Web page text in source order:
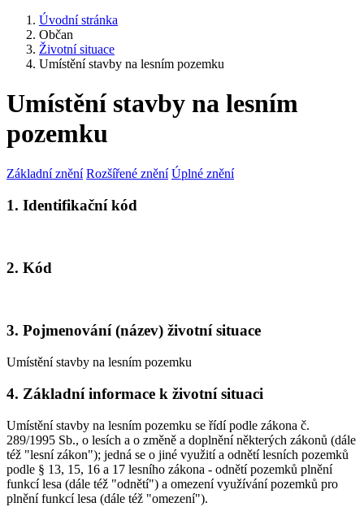
Úvodní stránka
Občan
Životní situace
Umístění stavby na lesním pozemku
Umístění stavby na lesním
pozemku
Základní znění Rozšířené znění Úplné znění
1. Identifikační kód
2. Kód
3. Pojmenování (název) životní situace
Umístění stavby na lesním pozemku
4. Základní informace k životní situaci
Umístění stavby na lesním pozemku se řídí podle zákona č.
289/1995 Sb., o lesích a o změně a doplnění některých zákonů (dále
též "lesní zákon"); jedná se o jiné využití a odnětí lesních pozemků
podle § 13, 15, 16 a 17 lesního zákona - odnětí pozemků plnění
funkcí lesa (dále též "odnětí") a omezení využívání pozemků pro
plnění funkcí lesa (dále též "omezení").